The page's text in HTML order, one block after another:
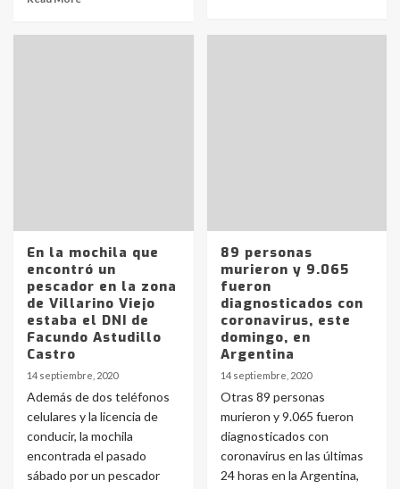
En la mochila que
encontró un
pescador en la zona
de Villarino Viejo
estaba el DNI de
Facundo Astudillo
Castro
14 septiembre, 2020
Además de dos teléfonos
celulares y la licencia de
conducir, la mochila
encontrada el pasado
sábado por un pescador
89 personas
murieron y 9.065
fueron
diagnosticados con
coronavirus, este
domingo, en
Argentina
14 septiembre, 2020
Otras 89 personas
murieron y 9.065 fueron
diagnosticados con
coronavirus en las últimas
24 horas en la Argentina,